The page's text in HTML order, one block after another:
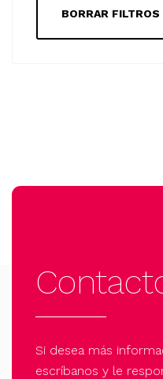
BORRAR FILTROS
Si desea más
escríbanos y le